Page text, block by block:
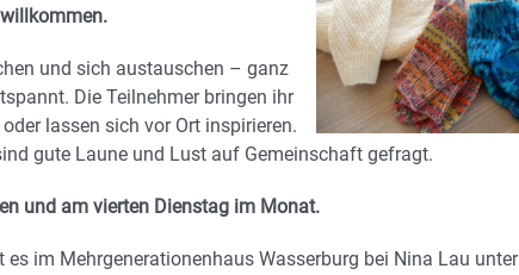
und sich austauschen – ganz
Die Teilnehmer bringen ihr
lassen sich vor Ort inspirieren.
gute Laune und Lust auf Gemeinschaft gefragt.
und am vierten Dienstag im Monat.
im Mehrgenerationenhaus Wasserburg bei Nina Lau unter